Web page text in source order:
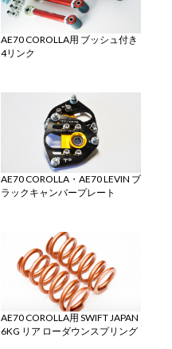
AE70 COROLLA用 ブッシュ付き
4リンク
AE70 COROLLA・AE70 LEVIN ブ
ラックキャンバープレート
AE70 COROLLA用 SWIFT JAPAN
6KG リア ローダウンスプリング